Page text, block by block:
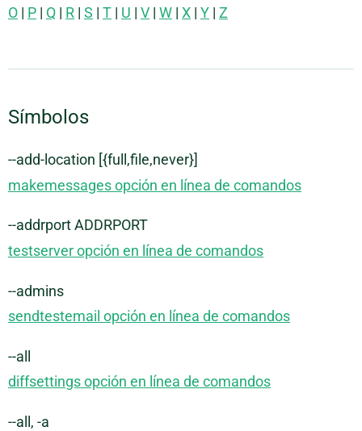
O | P | Q | R | S | T | U | V | W | X | Y | Z
Símbolos
--add-location [{full,file,never}]
makemessages opción en línea de comandos
--addrport ADDRPORT
testserver opción en línea de comandos
--admins
sendtestemail opción en línea de comandos
--all
diffsettings opción en línea de comandos
--all, -a